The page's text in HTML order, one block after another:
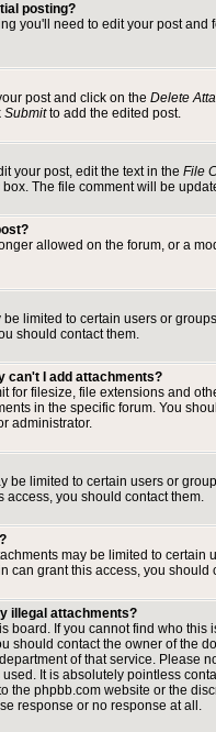
posting?
you'll need to edit your post
post and click on the Delete
Submitto add the edited post.
your post, edit the text in the File
box. The file comment will be
allowed on the forum, or a
limited to certain users or
should contact them.
can't I add attachments?
for filesize, file extensions and
in the specific forum. You
administrator.
be limited to certain users or
you should contact them.
may be limited to
can grant this access, you should
illegal attachments?
board. If you cannot find who
should contact the owner of the
of that service.
It is absolutely pointless
the phpbb.com website or the
response or no response at all.